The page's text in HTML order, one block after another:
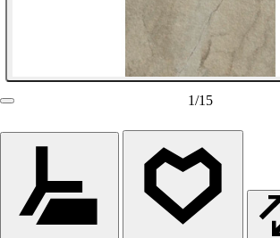
1/15